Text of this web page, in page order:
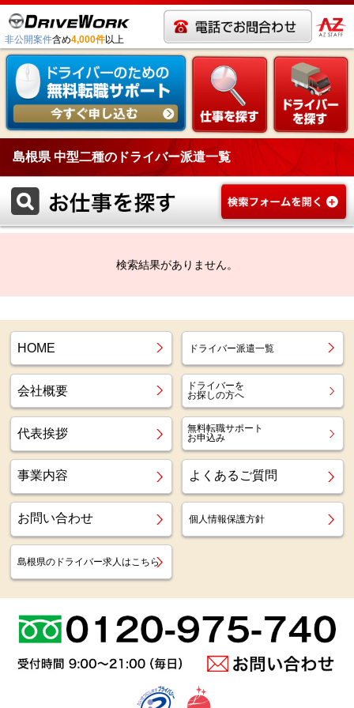
非公開案件含め4,000件以上
島根県 中型二種のドライバー派遣一覧
検索結果がありません。
HOME ドライバー派遣一覧
会社概要
ドライバーを
お探しの方へ
代表挨拶
無料転職サポート
お申込み
事業内容 よくあるご質問
お問い合わせ 個人情報保護方針
島根県のドライバー求人はこちら